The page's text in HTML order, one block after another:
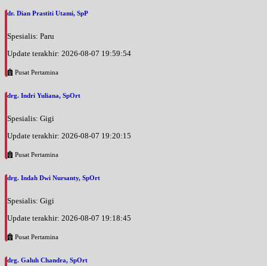
dr. Dian Prastiti Utami, SpP
Spesialis: Paru
Update terakhir: 2026-08-07 19:59:54
Pusat Pertamina
drg. Indri Yuliana, SpOrt
Spesialis: Gigi
Update terakhir: 2026-08-07 19:20:15
Pusat Pertamina
drg. Indah Dwi Nursanty, SpOrt
Spesialis: Gigi
Update terakhir: 2026-08-07 19:18:45
Pusat Pertamina
drg. Galuh Chandra, SpOrt